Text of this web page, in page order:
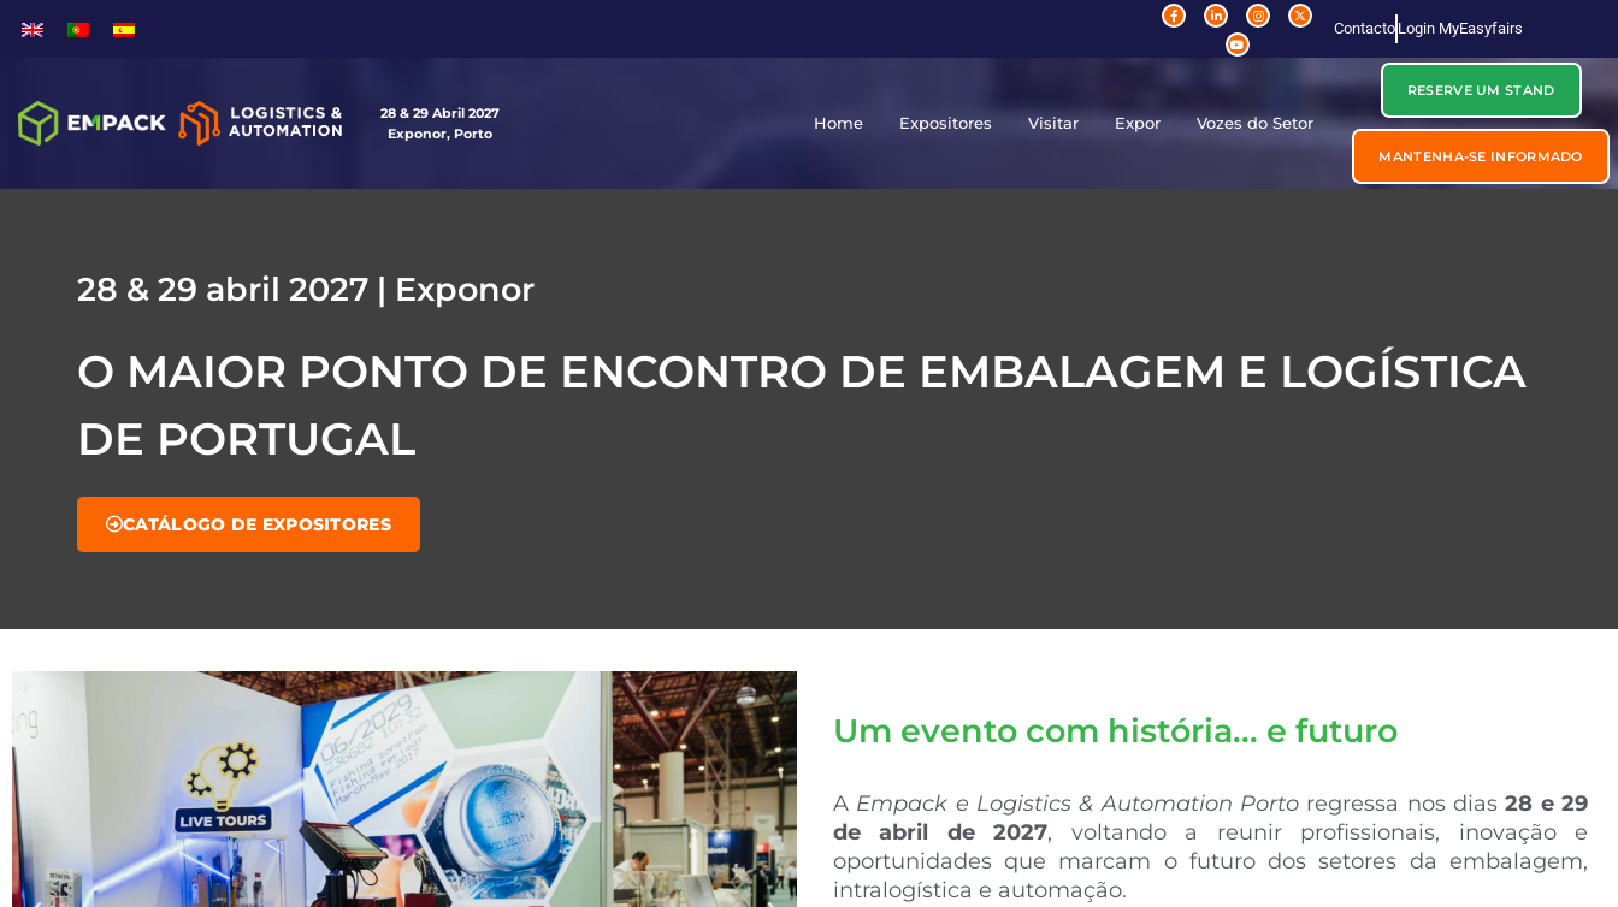
Contacto Login MyEasyfairs
28 & 29 Abril 2027
Exponor, Porto
Home Expositores Visitar Expor Vozes do Setor
RESERVE UM STAND
MANTENHA-SE INFORMADO
28 & 29 abril 2027 | Exponor
O MAIOR PONTO DE ENCONTRO DE EMBALAGEM E LOGÍSTICA
DE PORTUGAL
CATÁLOGO DE EXPOSITORES
Um evento com história... e futuro
A Empack e Logistics & Automation Porto regressa nos dias28 e 29
de abril de 2027, voltando a reunir profissionais, inovação e
oportunidades que marcam o futuro dos setores da embalagem,
intralogística e automação.